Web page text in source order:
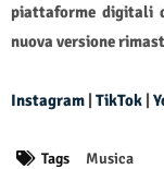
piattaforme digitali
nuova versione
Instagram | TikTok |
Tags Musica